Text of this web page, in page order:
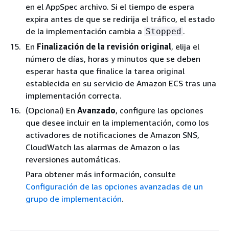
en el AppSpec archivo. Si el tiempo de espera
expira antes de que se redirija el tráfico, el estado
de la implementación cambia a Stopped .
En Finalización de la revisión original, elija el
número de días, horas y minutos que se deben
esperar hasta que finalice la tarea original
establecida en su servicio de Amazon ECS tras una
implementación correcta.
(Opcional) En Avanzado, configure las opciones
que desee incluir en la implementación, como los
activadores de notificaciones de Amazon SNS,
CloudWatch las alarmas de Amazon o las
reversiones automáticas.
Para obtener más información, consulte
Configuración de las opciones avanzadas de un
grupo de implementación.